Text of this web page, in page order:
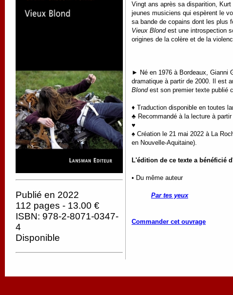
Publié en 2022
112 pages - 13.00 €
ISBN: 978-2-8071-0347-
4
Disponible
Vingt ans après sa disparition,
jeunes musiciens qui espèrent le
sa bande de copains dont les plus
Vieux Blondest une introspection
origines de la colère et de la
► Né en 1976 à Bordeaux, Gianni
dramatique à partir de 2000. Il est
Blond est son premier texte publié
♦ Traduction disponible en toutes
♣ Recommandé à la lecture à
♥
♠ Création le 21 mai 2022 à La
en Nouvelle-Aquitaine).
L'édition de ce texte a bénéficié
• Du même auteur
Par tes yeux
Commander cet ouvrage